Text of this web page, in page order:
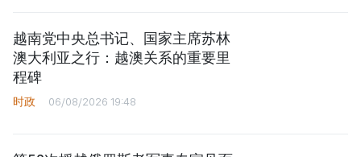
越南党中央总书记、国家主席苏林
澳大利亚之行：越澳关系的重要里
程碑
时政 06/08/2026 19:48